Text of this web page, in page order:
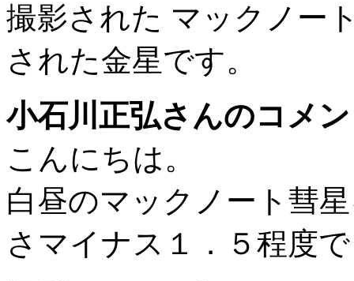
撮影された マックノー
された金星です。
小石川正弘さんのコメ
こんにちは。
白昼のマックノート彗
さマイナス１．５程度